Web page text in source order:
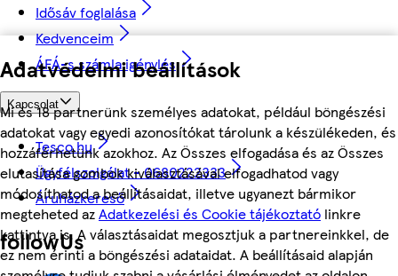
Adatvédelmi beállítások
Mi és 18 partnerünk személyes adatokat, például böngészési
adatokat vagy egyedi azonosítókat tárolunk a készülékeden, és
hozzáférhetünk azokhoz. Az Összes elfogadása és az Összes
elutasítása gombok kiválasztásával elfogadhatod vagy
módosíthatod a beállításaidat, illetve ugyanezt bármikor
megteheted azAdatkezelési és Cookie tájékoztató linkre
kattintva is. A választásaidat megosztjuk a partnereinkkel, de
ez nem érinti a böngészési adataidat. A beállításaid alapján
Idősáv foglalása
Kedvenceim
ÁFÁ-s számla igénylés
Kapcsolat
Tesco.hu
Ügyfélszolgálat - 0680222333
Áruházkereső
followUs